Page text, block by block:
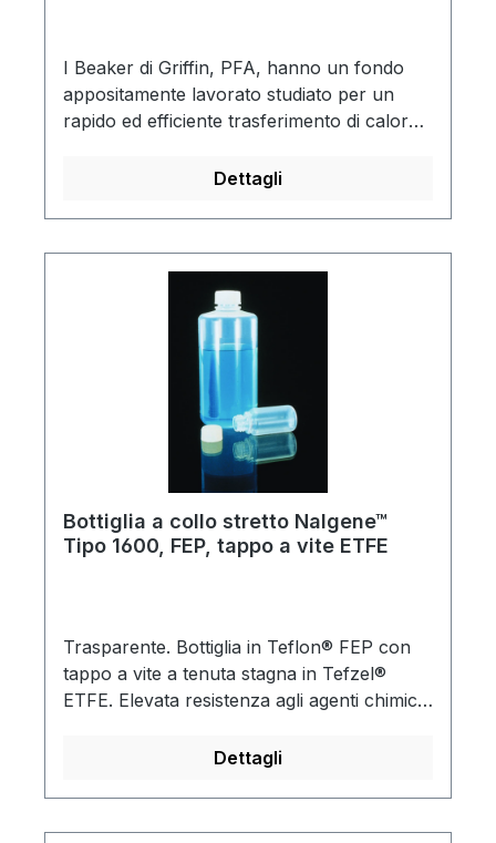
I Beaker di Griffin, PFA, hanno un fondo
appositamente lavorato studiato per un
rapido ed efficiente trasferimento di calore.
graduati per facile misura. Sono
essere riscaldati fino a 260°C ed utilizzati in
pureBasso contenuto di ioni metallici per
analisi di metalli in tracce
Dettagli
Bottiglia a collo stretto Nalgene™
Tipo 1600, FEP, tappo a vite ETFE
Trasparente. Bottiglia in Teflon® FEP con
tappo a vite a tenuta stagna in Tefzel®
ETFE. Elevata resistenza agli agenti chimici,
Autoclavabile - prima di eseguire il
registrati di DuPont.
Dettagli